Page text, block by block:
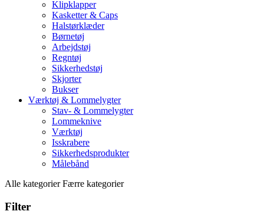
Klipklapper
Kasketter & Caps
Halstørklæder
Børnetøj
Arbejdstøj
Regntøj
Sikkerhedstøj
Skjorter
Bukser
Værktøj & Lommelygter
Stav- & Lommelygter
Lommeknive
Værktøj
Isskrabere
Sikkerhedsprodukter
Målebånd
Alle kategorier Færre kategorier
Filter